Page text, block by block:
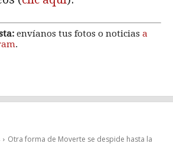
envíanos tus fotos o noticias a
.